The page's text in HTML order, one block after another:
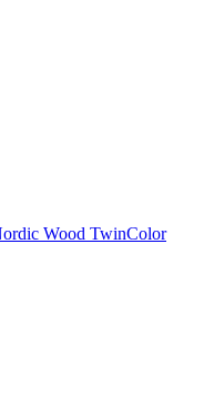
Wood TwinColor